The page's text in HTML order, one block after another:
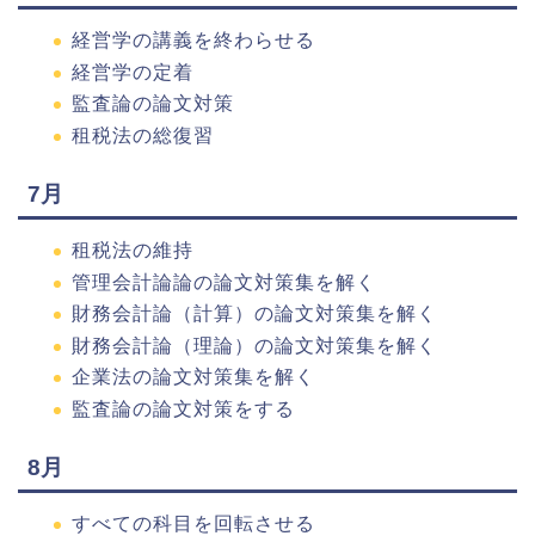
経営学の講義を終わらせる
経営学の定着
監査論の論文対策
租税法の総復習
7月
租税法の維持
管理会計論論の論文対策集を解く
財務会計論（計算）の論文対策集を解く
財務会計論（理論）の論文対策集を解く
企業法の論文対策集を解く
監査論の論文対策をする
8月
すべての科目を回転させる